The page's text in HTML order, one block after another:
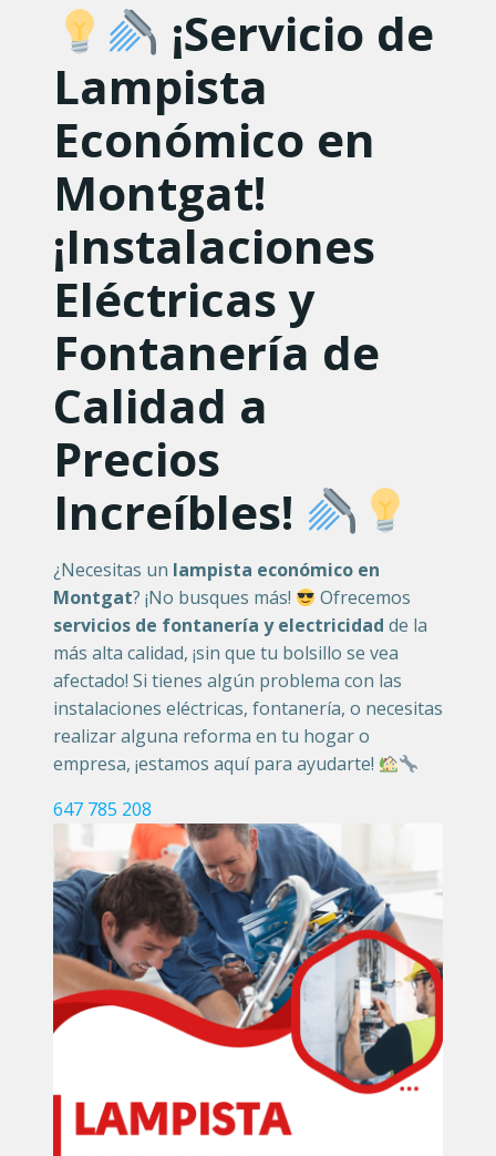
¡Servicio de
Lampista
Económico en
Montgat!
¡Instalaciones
Eléctricas y
Fontanería de
Calidad a
Precios
Increíbles!
¿Necesitas un lampista económico en
Montgat? ¡No busques más!
Ofrecemos
servicios de fontanería y electricidad de la
más alta calidad, ¡sin que tu bolsillo se vea
afectado! Si tienes algún problema con las
instalaciones eléctricas, fontanería, o necesitas
realizar alguna reforma en tu hogar o
empresa, ¡estamos aquí para ayudarte!
647 785 208